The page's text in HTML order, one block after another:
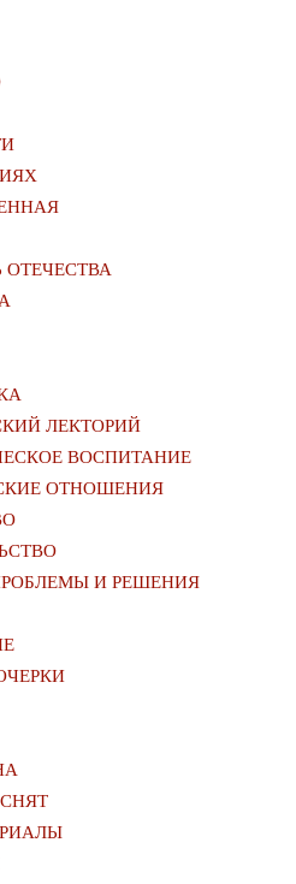
ЛЕКТОРИЙ
ВОСПИТАНИЕ
ОТНОШЕНИЯ
И РЕШЕНИЯ